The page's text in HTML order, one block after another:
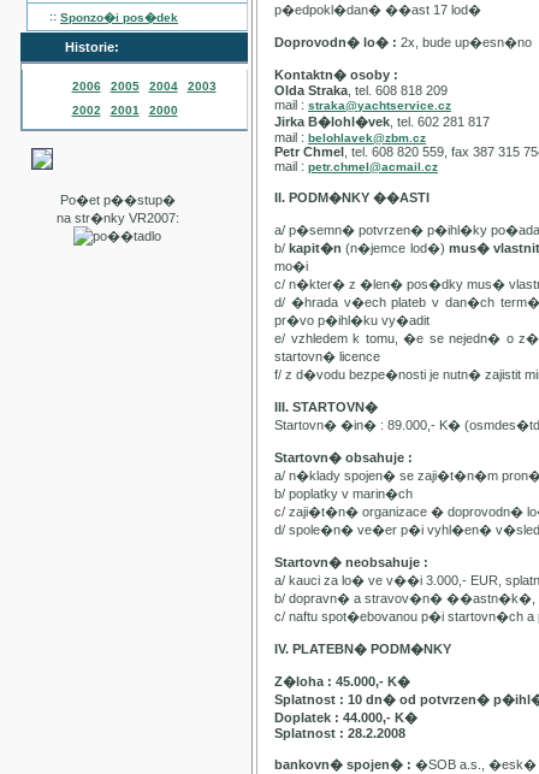
:: Sponzo�i pos�dek
Historie:
2006 2005 2004
2003
2002
2001 2000
Po�et p��stup�
na str�nky VR2007:
p�edpokl�dan� ��ast 17 lod�
Doprovodn� lo� : 2x, bude up�esn�no
Kontaktn� osoby :
Olda Straka , tel. 608 818 209
mail : straka@yachtservice.cz
Jirka B�lohl�vek , tel. 602 281 817
mail : belohlavek@zbm.cz
Petr Chmel , tel. 608 820 559, fax 387 315
mail : petr.chmel@acmail.cz
II. PODM�NKY ��ASTI
a/ p�semn� potvrzen� p�ihl�ky
b/kapit�n(n�jemce lod�) mus�
mo�i
c/ n�kter� z �len� pos�dky mus�
d/ �hrada v�ech plateb v dan�ch
pr�vo p�ihl�ku vy�adit
e/ vzhledem k tomu, �e se nejedn� o
startovn� licence
f/ z d�vodu bezpe�nosti je nutn� zajistit
III. STARTOVN�
Startovn� �in� : 89.000,- K�
Startovn� obsahuje :
a/ n�klady spojen� se zaji�t�n�m
b/ poplatky v marin�ch
c/ zaji�t�n� organizace � doprovodn�
d/ spole�n� ve�er p�i vyhl�en�
Startovn� neobsahuje :
a/ kauci za lo� ve v��i 3.000,- EUR,
b/ dopravn� a stravov�n� ��astn�k�,
c/ naftu spot�ebovanou p�i startovn�ch
IV. PLATEBN� PODM�NKY
Z�loha : 45.000,- K�
Splatnost : 10 dn� od potvrzen�
Doplatek : 44.000,- K�
Splatnost : 28.2.2008
bankovn� spojen� : �SOB a.s., �esk�